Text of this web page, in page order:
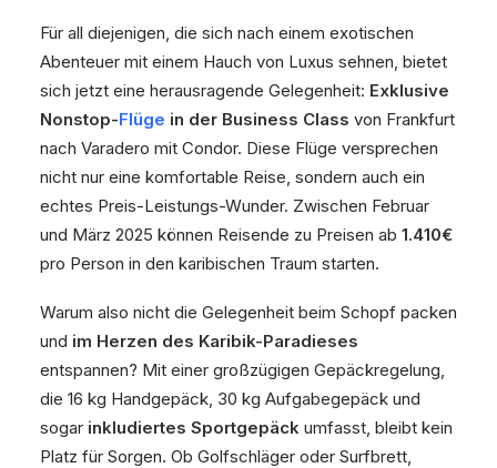
Für all diejenigen, die sich nach einem exotischen
Abenteuer mit einem Hauch von Luxus sehnen, bietet
sich jetzt eine herausragende Gelegenheit: Exklusive
Nonstop-Flüge in der Business Class von Frankfurt
nach Varadero mit Condor. Diese Flüge versprechen
nicht nur eine komfortable Reise, sondern auch ein
echtes Preis-Leistungs-Wunder. Zwischen Februar
und März 2025 können Reisende zu Preisen ab 1.410€
pro Person in den karibischen Traum starten.
Warum also nicht die Gelegenheit beim Schopf packen
und im Herzen des Karibik-Paradieses
entspannen? Mit einer großzügigen Gepäckregelung,
die 16 kg Handgepäck, 30 kg Aufgabegepäck und
sogar inkludiertes Sportgepäck umfasst, bleibt kein
Platz für Sorgen. Ob Golfschläger oder Surfbrett,